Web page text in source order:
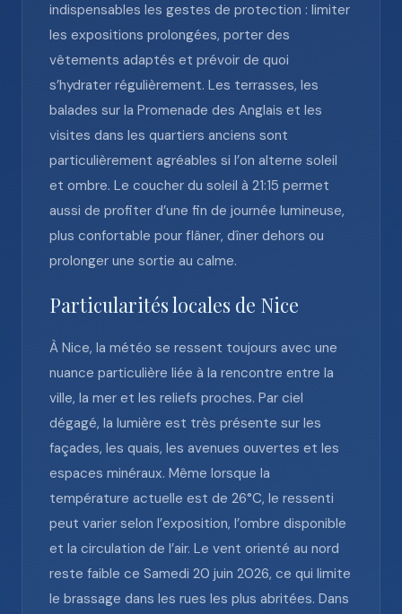
indispensables les gestes de protection : limiter
les expositions prolongées, porter des
vêtements adaptés et prévoir de quoi
s’hydrater régulièrement. Les terrasses, les
balades sur la Promenade des Anglais et les
visites dans les quartiers anciens sont
particulièrement agréables si l’on alterne soleil
et ombre. Le coucher du soleil à 21:15 permet
aussi de profiter d’une fin de journée lumineuse,
plus confortable pour flâner, dîner dehors ou
prolonger une sortie au calme.
Particularités locales de Nice
À Nice, la météo se ressent toujours avec une
nuance particulière liée à la rencontre entre la
ville, la mer et les reliefs proches. Par ciel
dégagé, la lumière est très présente sur les
façades, les quais, les avenues ouvertes et les
espaces minéraux. Même lorsque la
température actuelle est de 26°C, le ressenti
peut varier selon l’exposition, l’ombre disponible
et la circulation de l’air. Le vent orienté au nord
reste faible ce Samedi 20 juin 2026, ce qui limite
le brassage dans les rues les plus abritées. Dans